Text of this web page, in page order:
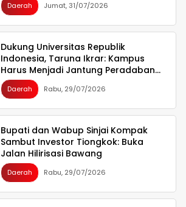
Daerah Jumat, 31/07/2026
Dukung Universitas Republik
Indonesia, Taruna Ikrar: Kampus
Harus Menjadi Jantung Peradaban
seperti Jepang dan China Wujudkan
Indonesia Emas 2045
Daerah Rabu, 29/07/2026
Bupati dan Wabup Sinjai Kompak
Sambut Investor Tiongkok: Buka
Jalan Hilirisasi Bawang
Daerah Rabu, 29/07/2026